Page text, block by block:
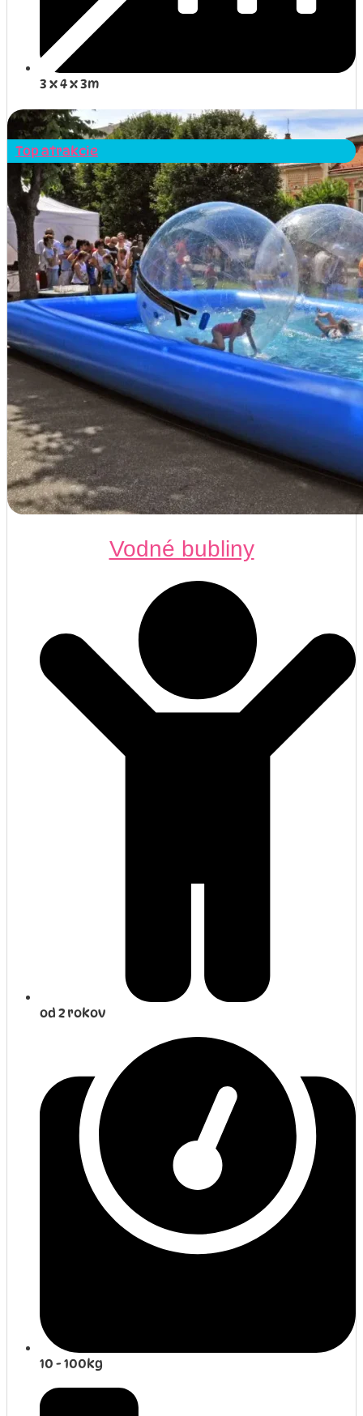
3 x 4 x 3m
Detail atrakcie
Top atrakcie
Vodné bubliny
od 2 rokov
10 - 100kg